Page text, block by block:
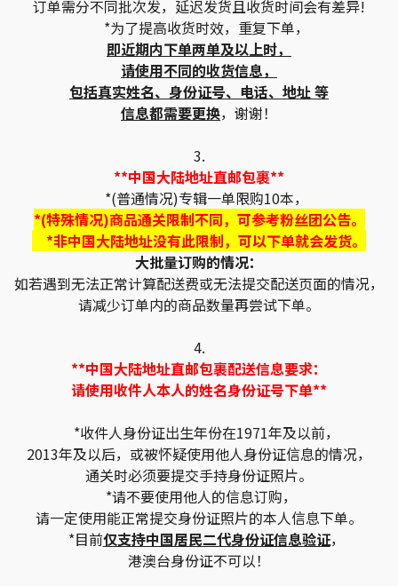
订单需分不同批次发，延迟发货且收货时间会有差异!
*为了提高收货时效，重复下单，
即近期内下单两单及以上时，
请使用不同的收货信息，
包括真实姓名、身份证号、电话、地址 等
信息都需要更换，谢谢！
3.
**中国大陆地址直邮包裹**
*(普通情况)专辑一单限购10本，
*(特殊情况)商品通关限制不同，可参考粉丝团公告。
*非中国大陆地址没有此限制，可以下单就会发货。
大批量订购的情况：
如若遇到无法正常计算配送费或无法提交配送页面的情况，
请减少订单内的商品数量再尝试下单。
4.
**中国大陆地址直邮包裹配送信息要求：
请使用收件人本人的姓名身份证号下单**
*收件人身份证出生年份在1971年及以前，
2013年及以后，或被怀疑使用他人身份证信息的情况，
通关时必须要提交手持身份证照片。
*请不要使用他人的信息订购，
请一定使用能正常提交身份证照片的本人信息下单。
*目前仅支持中国居民二代身份证信息验证，
港澳台身份证不可以！